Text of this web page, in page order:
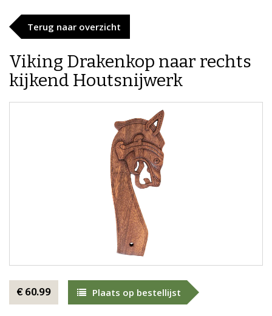
Terug naar overzicht
Viking Drakenkop naar rechts
kijkend Houtsnijwerk
€ 60.99 Plaats op bestellijst